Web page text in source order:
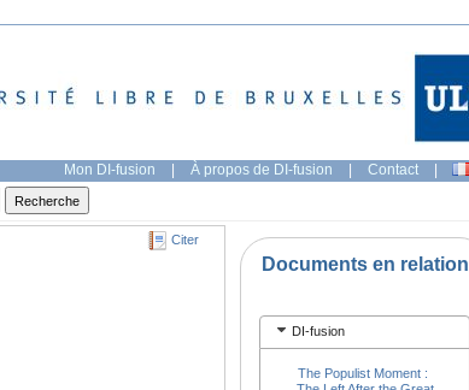
Mon DI-fusion | À propos de DI-fusion | Contact |
Citer
Documents en relation
DI-fusion
The Populist Moment :